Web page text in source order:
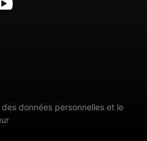
données personnelles et le